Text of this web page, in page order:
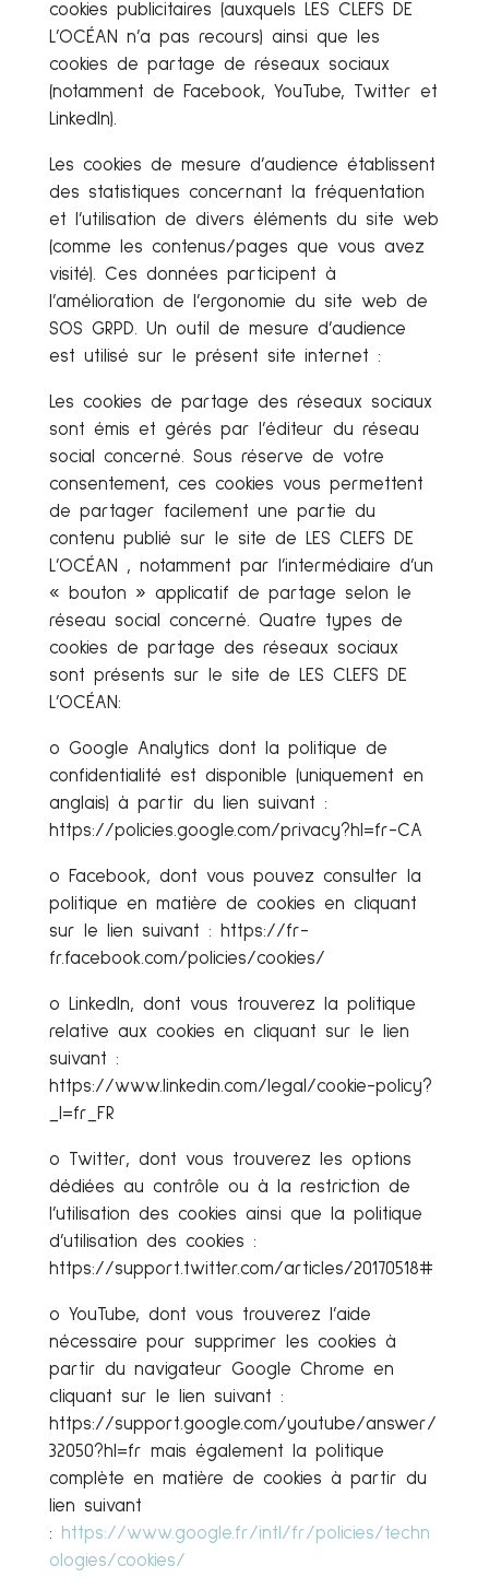
cookies publicitaires (auxquels LES CLEFS DE
L’OCÉAN n’a pas recours) ainsi que les
cookies de partage de réseaux sociaux
(notamment de Facebook, YouTube, Twitter et
LinkedIn).
Les cookies de mesure d’audience établissent
des statistiques concernant la fréquentation
et l’utilisation de divers éléments du site web
(comme les contenus/pages que vous avez
visité). Ces données participent à
l’amélioration de l’ergonomie du site web de
SOS GRPD. Un outil de mesure d’audience
est utilisé sur le présent site internet :
Les cookies de partage des réseaux sociaux
sont émis et gérés par l’éditeur du réseau
social concerné. Sous réserve de votre
consentement, ces cookies vous permettent
de partager facilement une partie du
contenu publié sur le site de LES CLEFS DE
L’OCÉAN , notamment par l’intermédiaire d’un
« bouton » applicatif de partage selon le
réseau social concerné. Quatre types de
cookies de partage des réseaux sociaux
sont présents sur le site de LES CLEFS DE
L’OCÉAN:
o Google Analytics dont la politique de
confidentialité est disponible (uniquement en
anglais) à partir du lien suivant :
https://policies.google.com/privacy?hl=fr-CA
o Facebook, dont vous pouvez consulter la
politique en matière de cookies en cliquant
sur le lien suivant : https://fr-
fr.facebook.com/policies/cookies/
o LinkedIn, dont vous trouverez la politique
relative aux cookies en cliquant sur le lien
suivant :
https://www.linkedin.com/legal/cookie-policy?
_l=fr_FR
o Twitter, dont vous trouverez les options
dédiées au contrôle ou à la restriction de
l’utilisation des cookies ainsi que la politique
d’utilisation des cookies :
https://support.twitter.com/articles/20170518#
o YouTube, dont vous trouverez l’aide
nécessaire pour supprimer les cookies à
partir du navigateur Google Chrome en
cliquant sur le lien suivant :
https://support.google.com/youtube/answer/
32050?hl=fr mais également la politique
complète en matière de cookies à partir du
lien suivant
:
https://www.google.fr/intl/fr/policies/techn
ologies/cookies/